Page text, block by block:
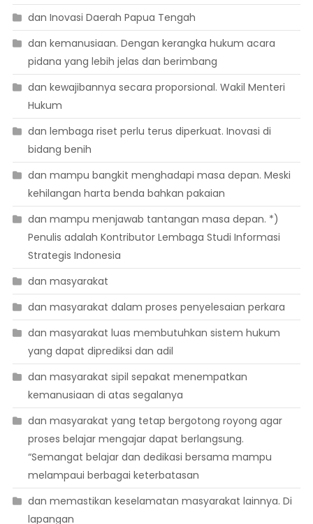
dan Inovasi Daerah Papua Tengah
dan kemanusiaan. Dengan kerangka hukum acara
pidana yang lebih jelas dan berimbang
dan kewajibannya secara proporsional. Wakil Menteri
Hukum
dan lembaga riset perlu terus diperkuat. Inovasi di
bidang benih
dan mampu bangkit menghadapi masa depan. Meski
kehilangan harta benda bahkan pakaian
dan mampu menjawab tantangan masa depan. *)
Penulis adalah Kontributor Lembaga Studi Informasi
Strategis Indonesia
dan masyarakat
dan masyarakat dalam proses penyelesaian perkara
dan masyarakat luas membutuhkan sistem hukum
yang dapat diprediksi dan adil
dan masyarakat sipil sepakat menempatkan
kemanusiaan di atas segalanya
dan masyarakat yang tetap bergotong royong agar
proses belajar mengajar dapat berlangsung.
“Semangat belajar dan dedikasi bersama mampu
melampaui berbagai keterbatasan
dan memastikan keselamatan masyarakat lainnya. Di
lapangan